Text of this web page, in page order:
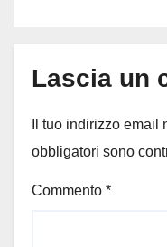
Lascia un
Il tuo indirizzo
obbligatori sono
Commento *